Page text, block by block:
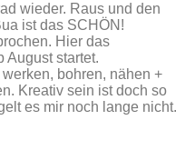
wieder. Raus und den
ist das SCHÖN!
Hier das
August startet.
bohren, nähen +
Kreativ sein ist doch so
es mir noch lange nicht.